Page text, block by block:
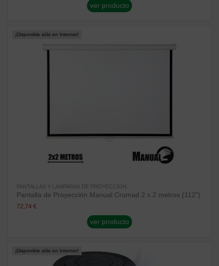
ver producto
¡Disponible sólo en Internet!
PANTALLAS Y LAMPARAS DE PROYECCION
Pantalla de Proyección Manual Cromad 2 x 2 metros (112")
72,74 €
ver producto
¡Disponible sólo en Internet!